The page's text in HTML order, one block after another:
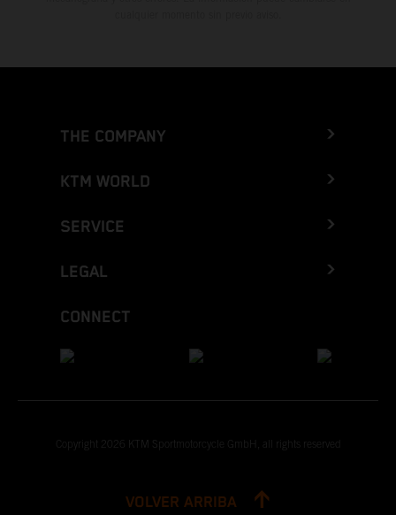
THE COMPANY
KTM WORLD
SERVICE
LEGAL
CONNECT
Copyright 2026 KTM Sportmotorcycle GmbH, all rights reserved
VOLVER ARRIBA